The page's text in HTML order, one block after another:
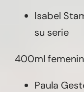
Isabel
su serie
400ml
Paula